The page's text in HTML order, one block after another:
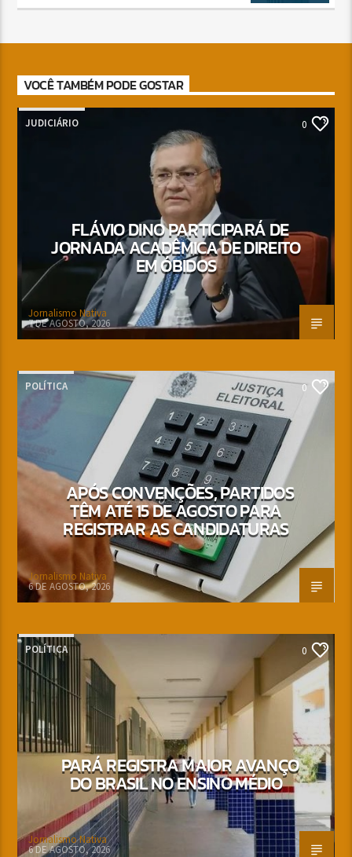
VOCÊ TAMBÉM PODE GOSTAR
JUDICIÁRIO 0
FLÁVIO DINO PARTICIPARÁ DE
JORNADA ACADÊMICA DE DIREITO
EM ÓBIDOS
Jornalismo Nativa
7 DE AGOSTO, 2026
POLÍTICA 0
APÓS CONVENÇÕES, PARTIDOS
TÊM ATÉ 15 DE AGOSTO PARA
REGISTRAR AS CANDIDATURAS
Jornalismo Nativa
6 DE AGOSTO, 2026
POLÍTICA 0
PARÁ REGISTRA MAIOR AVANÇO
DO BRASIL NO ENSINO MÉDIO
Jornalismo Nativa
6 DE AGOSTO, 2026